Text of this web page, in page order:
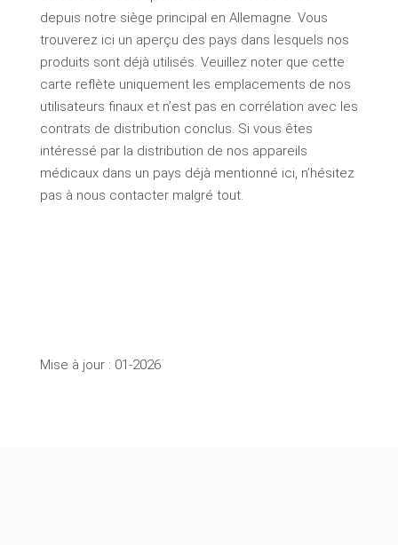
depuis notre siège principal en Allemagne. Vous
trouverez ici un aperçu des pays dans lesquels nos
produits sont déjà utilisés. Veuillez noter que cette
carte reflète uniquement les emplacements de nos
utilisateurs finaux et n’est pas en corrélation avec les
contrats de distribution conclus. Si vous êtes
intéressé par la distribution de nos appareils
médicaux dans un pays déjà mentionné ici, n’hésitez
pas à nous contacter malgré tout.
Mise à jour : 01-2026